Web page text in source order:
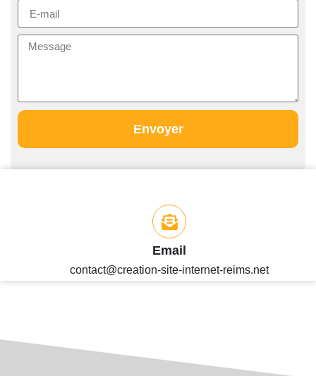
Envoyer
Email
contact@creation-site-internet-reims.net